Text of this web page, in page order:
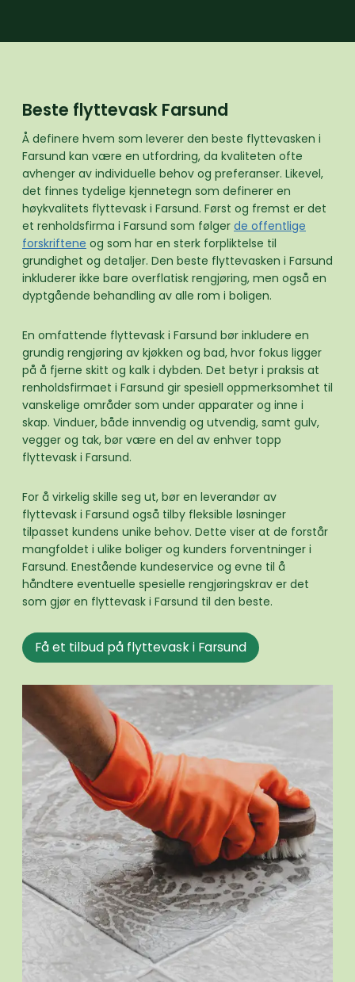
Beste flyttevask Farsund
Å definere hvem som leverer den beste flyttevasken i
Farsund kan være en utfordring, da kvaliteten ofte
avhenger av individuelle behov og preferanser. Likevel,
det finnes tydelige kjennetegn som definerer en
høykvalitets flyttevask i Farsund. Først og fremst er det
et renholdsfirma i Farsund som følger de offentlige
forskriftene og som har en sterk forpliktelse til
grundighet og detaljer. Den beste flyttevasken i Farsund
inkluderer ikke bare overflatisk rengjøring, men også en
dyptgående behandling av alle rom i boligen.
En omfattende flyttevask i Farsund bør inkludere en
grundig rengjøring av kjøkken og bad, hvor fokus ligger
på å fjerne skitt og kalk i dybden. Det betyr i praksis at
renholdsfirmaet i Farsund gir spesiell oppmerksomhet til
vanskelige områder som under apparater og inne i
skap. Vinduer, både innvendig og utvendig, samt gulv,
vegger og tak, bør være en del av enhver topp
flyttevask i Farsund.
For å virkelig skille seg ut, bør en leverandør av
flyttevask i Farsund også tilby fleksible løsninger
tilpasset kundens unike behov. Dette viser at de forstår
mangfoldet i ulike boliger og kunders forventninger i
Farsund. Enestående kundeservice og evne til å
håndtere eventuelle spesielle rengjøringskrav er det
som gjør en flyttevask i Farsund til den beste.
Få et tilbud på flyttevask i Farsund